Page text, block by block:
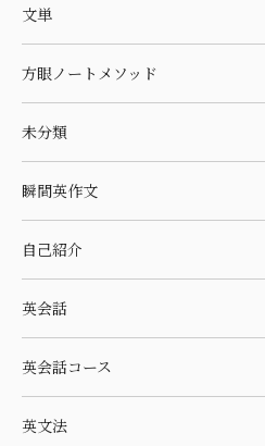
文単
方眼ノートメソッド
未分類
瞬間英作文
自己紹介
英会話
英会話コース
英文法